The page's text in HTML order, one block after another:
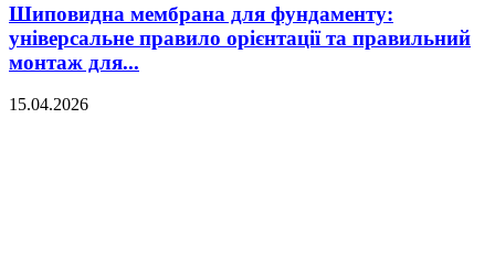
Шиповидна мембрана для фундаменту:
універсальне правило орієнтації та правильний
монтаж для...
15.04.2026